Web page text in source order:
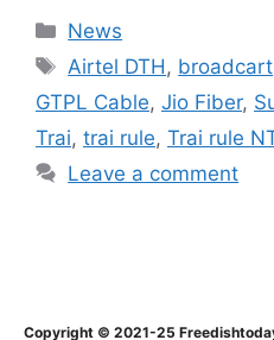
Categories
News
Tags
Airtel DTH , broadcart
GTPL Cable, Jio Fiber,
Trai, trai rule, Trai rule
Leave a comment
Copyright © 2021-25